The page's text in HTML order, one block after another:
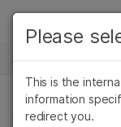
Skip to content
解决方案
学习
新闻中心
遗传&罕见疾病, 产
查看更多相
癌症研究
微生物学
Please
This is the
information
redirect you.